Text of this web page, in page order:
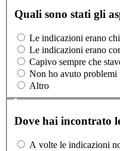
Quali sono stati gli
Le indicazioni erano
Le indicazioni erano
Capivo sempre che
Non ho avuto problemi
Altro
Dove hai incontrato
A volte le indicazioni